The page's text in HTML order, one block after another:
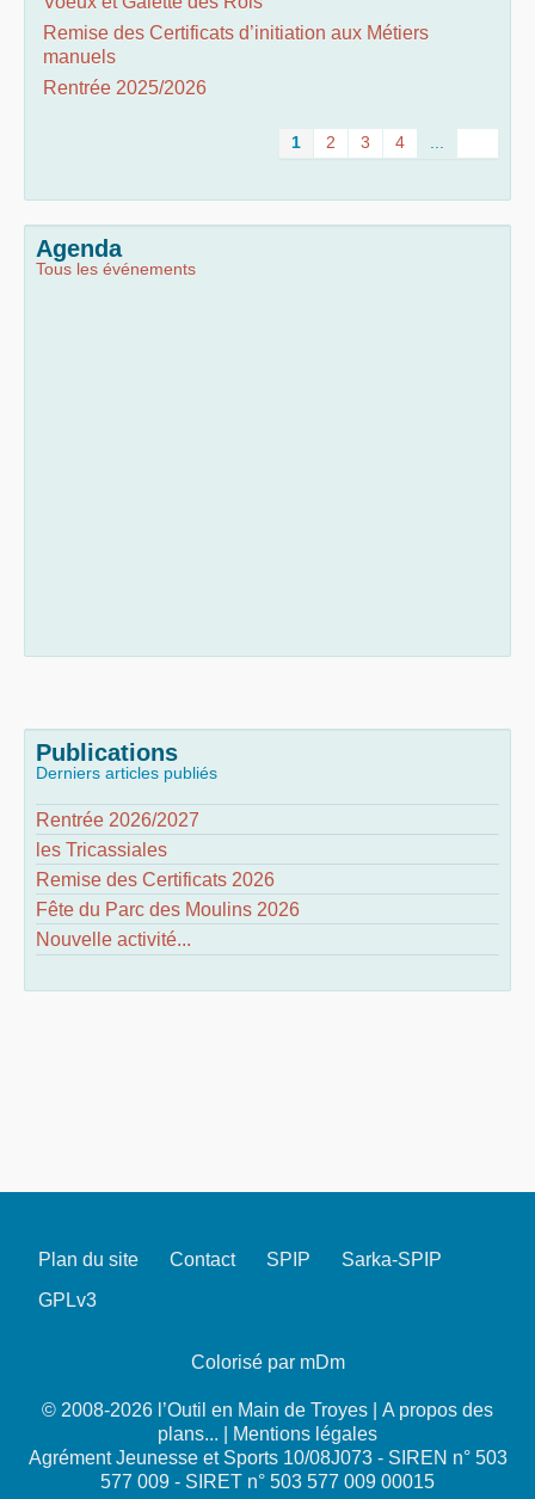
Remise des Certificats d’initiation aux Métiers
manuels
Rentrée 2025/2026
1 2 3 4 ...
Agenda
Tous les événements
Publications
Derniers articles publiés
Rentrée 2026/2027
les Tricassiales
Remise des Certificats 2026
Fête du Parc des Moulins 2026
Nouvelle activité...
Plan du site Contact SPIP
Sarka-SPIP
GPLv3
Colorisé par mDm
© 2008-2026 l’Outil en Main de Troyes | A propos des
plans...
Mentions légales
Agrément Jeunesse et Sports 10/08J073 - SIREN n° 503
577 009 - SIRET n° 503 577 009 00015